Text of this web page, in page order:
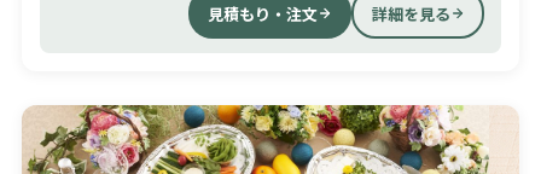
見積もり・注文 詳細を見る